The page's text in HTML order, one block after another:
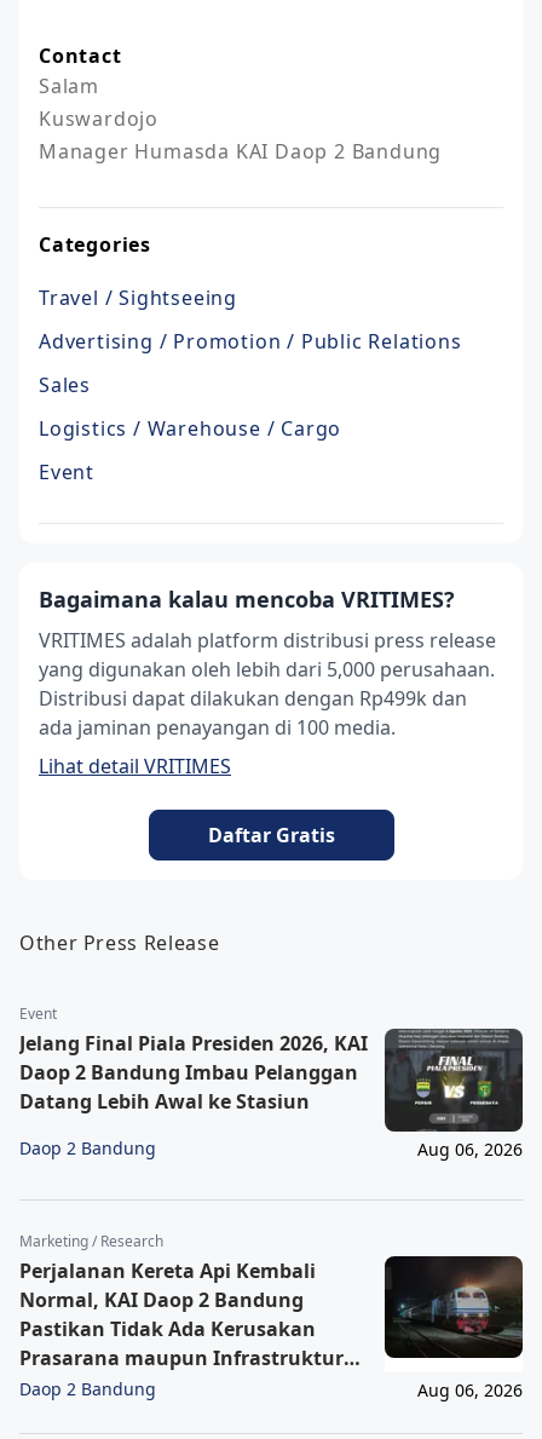
Contact
Salam
Kuswardojo
Manager Humasda KAI Daop 2 Bandung
Categories
Travel / Sightseeing
Advertising / Promotion / Public Relations
Sales
Logistics / Warehouse / Cargo
Event
Bagaimana kalau mencoba VRITIMES?
VRITIMES adalah platform distribusi press release
yang digunakan oleh lebih dari 5,000 perusahaan.
Distribusi dapat dilakukan dengan Rp499k dan
ada jaminan penayangan di 100 media.
Lihat detail VRITIMES
Daftar Gratis
Other Press Release
Event
Jelang Final Piala Presiden 2026, KAI
Daop 2 Bandung Imbau Pelanggan
Datang Lebih Awal ke Stasiun
Daop 2 Bandung Aug 06, 2026
Marketing / Research
Perjalanan Kereta Api Kembali
Normal, KAI Daop 2 Bandung
Pastikan Tidak Ada Kerusakan
Prasarana maupun Infrastruktur
Operasional Pasca Gempa
Daop 2 Bandung Aug 06, 2026